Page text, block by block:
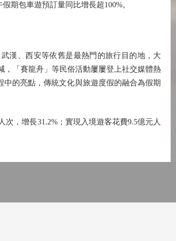
包車遊預訂量同比增長超100%。
、西安等依舊是最熱門的旅行目的地，大
「賽龍舟」等民俗活動屢屢登上社交媒體熱
的亮點，傳統文化與旅遊度假的融合為假期
，增長31.2%；實現入境遊客花費9.5億元人